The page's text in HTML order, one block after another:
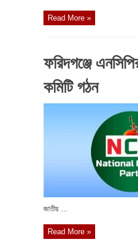
Read More »
ফরিদগঞ্জে
কমিটি গঠন
জাতীয় ...
Read More »